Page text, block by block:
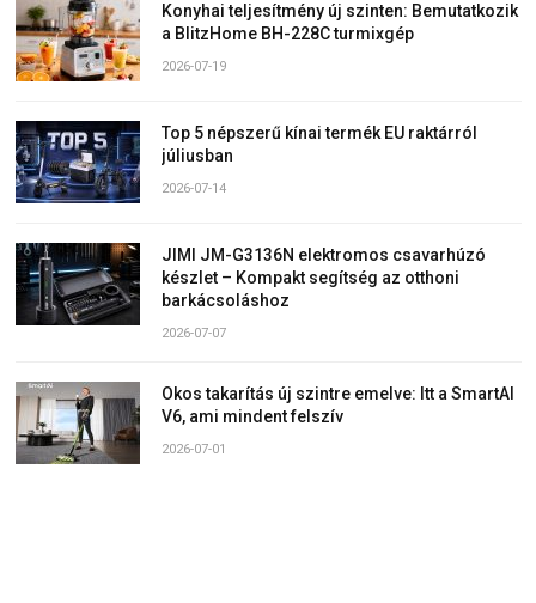
Konyhai teljesítmény új szinten: Bemutatkozik
a BlitzHome BH-228C turmixgép
2026-07-19
Top 5 népszerű kínai termék EU raktárról
júliusban
2026-07-14
JIMI JM-G3136N elektromos csavarhúzó
készlet – Kompakt segítség az otthoni
barkácsoláshoz
2026-07-07
Okos takarítás új szintre emelve: Itt a SmartAI
V6, ami mindent felszív
2026-07-01